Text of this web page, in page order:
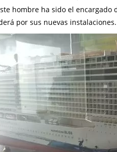
hombre ha sido el
por sus nuevas instalaciones.